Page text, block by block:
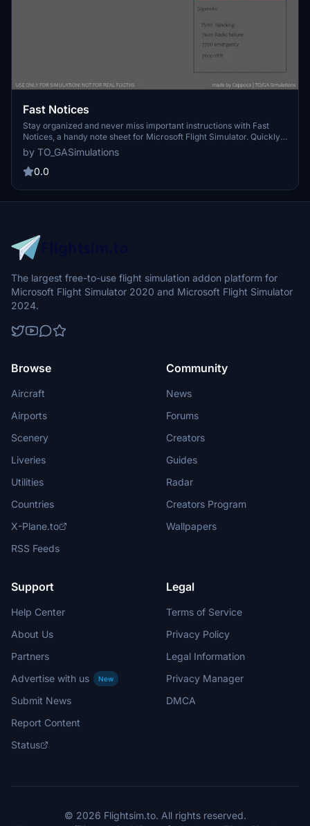
Fast Notices
Stay organized and never miss important instructions with Fast
Notices, a handy note sheet for Microsoft Flight Simulator. Quickly
jot down cab routes and controller instructions on a printable or
digital PDF sheet. Choose between a dark mode for tablet use or a
light version for easy readability. Please note the sheet is
by TO_GASimulations
0.0
The largest free-to-use flight simulation addon platform for
Microsoft Flight Simulator 2020 and Microsoft Flight Simulator
2024.
Browse
Aircraft
Airports
Scenery
Liveries
Utilities
Countries
X-Plane.to
RSS Feeds
Community
News
Forums
Creators
Guides
Radar
Creators Program
Wallpapers
Support
Help Center
About Us
Partners
Advertise with us
New
Submit News
Report Content
Status
Legal
Terms of Service
Privacy Policy
Legal Information
Privacy Manager
DMCA
© 2026 Flightsim.to. All rights reserved.